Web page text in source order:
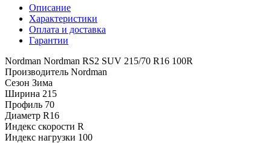
Описание
Характеристики
Оплата и доставка
Гарантии
Nordman Nordman RS2 SUV 215/70 R16 100R
Производитель Nordman
Сезон Зима
Ширина 215
Профиль 70
Диаметр R16
Индекс скорости R
Индекс нагрузки 100